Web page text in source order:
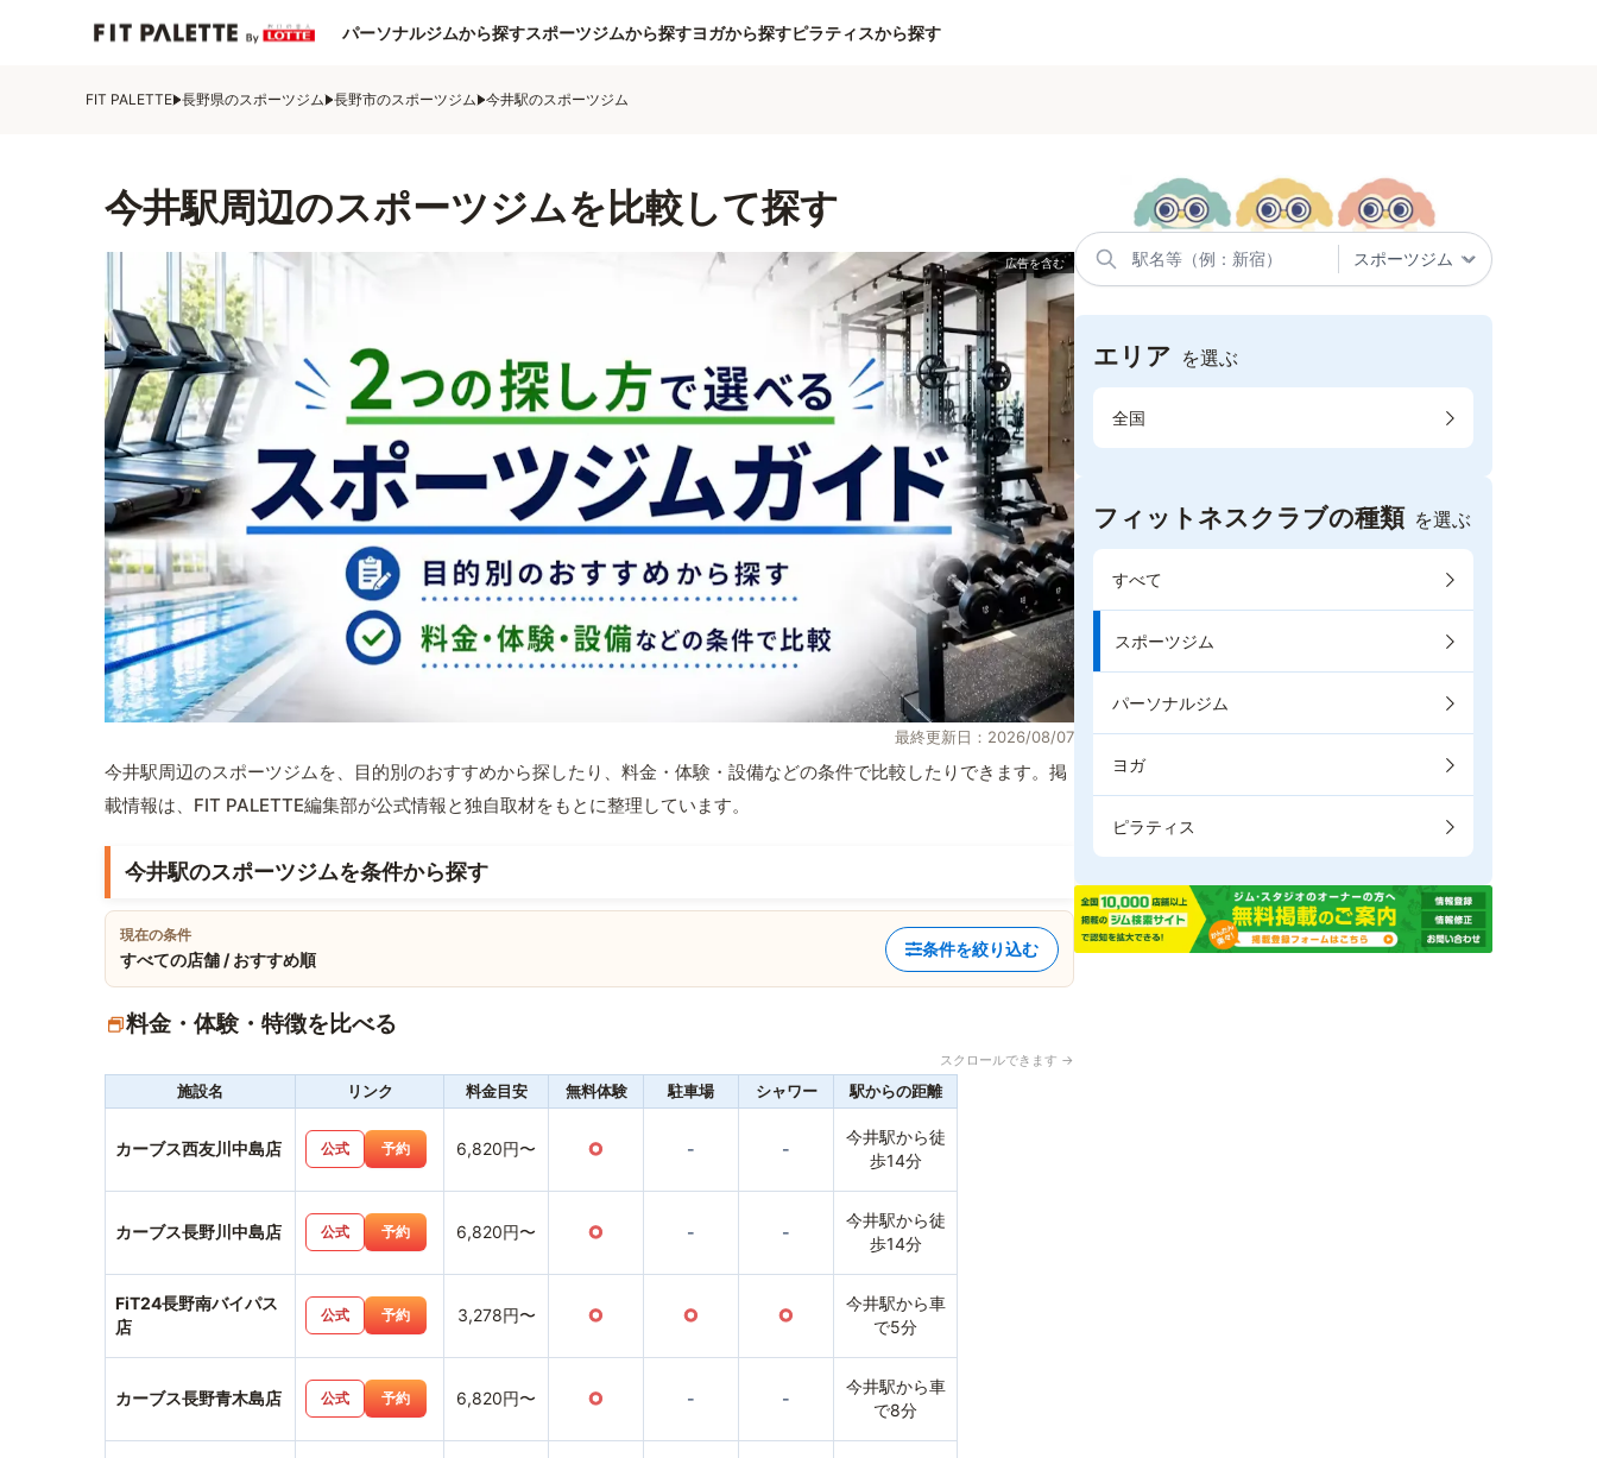
パーソナルジムから探すスポーツジムから探すヨガから探すピラティスから探す
FIT PALETTE 長野県のスポーツジム 長野市のスポーツジム 今井駅のスポーツジム
今井駅周辺のスポーツジムを比較して探す
最終更新日：2026/08/07
今井駅周辺のスポーツジムを、目的別のおすすめから探したり、料金・体験・設備などの条件で比較したりできます。掲
載情報は、FIT PALETTE編集部が公式情報と独自取材をもとに整理しています。
今井駅のスポーツジムを条件から探す
現在の条件
すべての店舗 / おすすめ順
条件を絞り込む
料金・体験・特徴を比べる
スクロールできます →
施設名 リンク 料金目安 無料体験 駐車場 シャワー 駅からの距離
カーブス西友川中島店 公式 予約 6,820円〜 ○ - -
今井駅から徒
歩14分
カーブス長野川中島店 公式 予約 6,820円〜 ○ - -
今井駅から徒
歩14分
FiT24長野南バイパス
店
公式 予約 3,278円〜 ○ ○ ○
今井駅から車
で5分
カーブス長野青木島店 公式 予約 6,820円〜 ○ - -
今井駅から車
で8分
エリア を選ぶ
全国
フィットネスクラブの種類 を選ぶ
すべて
スポーツジム
パーソナルジム
ヨガ
ピラティス